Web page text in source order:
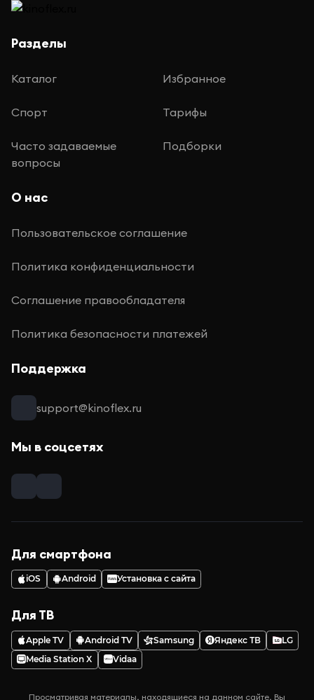
Разделы
Каталог Избранное
Спорт Тарифы
Часто задаваемые
вопросы
Подборки
О нас
Пользовательское соглашение
Политика конфиденциальности
Соглашение правообладателя
Политика безопасности платежей
Поддержка
support@kinoflex.ru
Мы в соцсетях
Для смартфона
iOS Android Установка с сайта
Для ТВ
Apple TV Android TV Samsung Яндекс ТВ
LG
Media Station X
Vidaa
Просматривая материалы, находящиеся на данном сайте, Вы